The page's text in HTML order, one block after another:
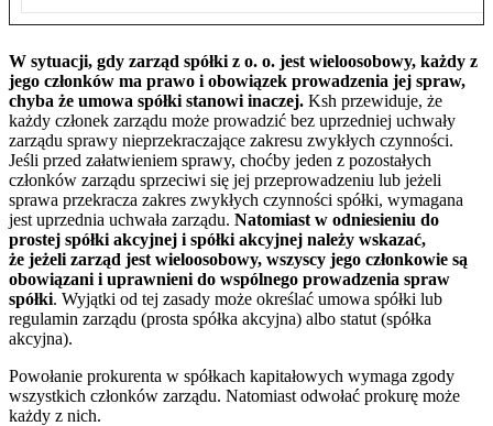
W sytuacji, gdy zarząd spółki z o. o. jest wieloosobowy, każdy z
jego członków ma prawo i obowiązek prowadzenia jej spraw,
chyba że umowa spółki stanowi inaczej. Ksh przewiduje, że
każdy członek zarządu może prowadzić bez uprzedniej uchwały
zarządu sprawy nieprzekraczające zakresu zwykłych czynności.
Jeśli przed załatwieniem sprawy, choćby jeden z pozostałych
członków zarządu sprzeciwi się jej przeprowadzeniu lub jeżeli
sprawa przekracza zakres zwykłych czynności spółki, wymagana
jest uprzednia uchwała zarządu. Natomiast w odniesieniu do
prostej spółki akcyjnej i spółki akcyjnej należy wskazać,
że jeżeli zarząd jest wieloosobowy, wszyscy jego członkowie są
obowiązani i uprawnieni do wspólnego prowadzenia spraw
spółki. Wyjątki od tej zasady może określać umowa spółki lub
regulamin zarządu (prosta spółka akcyjna) albo statut (spółka
akcyjna).
Powołanie prokurenta w spółkach kapitałowych wymaga zgody
wszystkich członków zarządu. Natomiast odwołać prokurę może
każdy z nich.